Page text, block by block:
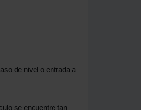
de nivel o entrada a
se encuentre tan